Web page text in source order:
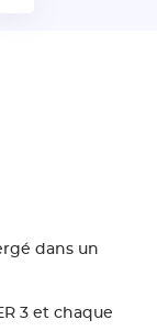
dans un
3 et chaque